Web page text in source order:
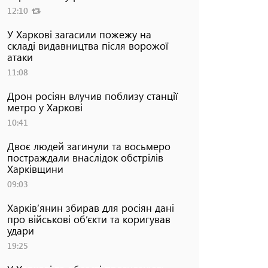
12:10
У Харкові загасили пожежу на
складі видавництва після ворожої
атаки
11:08
Дрон росіян влучив поблизу станції
метро у Харкові
10:41
Двоє людей загинули та восьмеро
постраждали внаслідок обстрілів
Харківщини
09:03
Харків’янин збирав для росіян дані
про військові об’єкти та коригував
удари
19:25